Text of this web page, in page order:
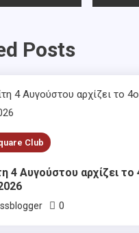
Posts
Club
4 Αυγούστου αρχίζει
0